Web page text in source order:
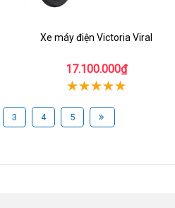
Xe máy điện Victoria Viral
17.100.000₫
3 4 5